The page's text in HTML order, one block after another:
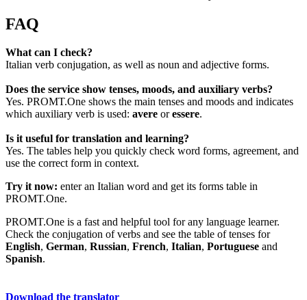
FAQ
What can I check?
Italian verb conjugation, as well as noun and adjective forms.
Does the service show tenses, moods, and auxiliary verbs?
Yes. PROMT.One shows the main tenses and moods and indicates
which auxiliary verb is used: avere oressere.
Is it useful for translation and learning?
Yes. The tables help you quickly check word forms, agreement, and
use the correct form in context.
Try it now: enter an Italian word and get its forms table in
PROMT.One.
PROMT.One is a fast and helpful tool for any language learner.
Check the conjugation of verbs and see the table of tenses for
English, German, Russian, French, Italian, Portuguese and
Spanish.
Download the translator